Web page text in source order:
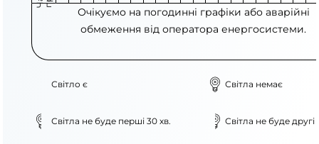
Очікуємо на погодинні графіки або аварійні
обмеження від оператора енергосистеми.
Світло є Світла немає
Світла не буде перші 30 хв. Світла не буде другі